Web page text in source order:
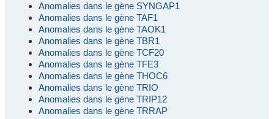
Anomalies dans le gène SYNGAP1
Anomalies dans le gène TAF1
Anomalies dans le gène TAOK1
Anomalies dans le gène TBR1
Anomalies dans le gène TCF20
Anomalies dans le gène TFE3
Anomalies dans le gène THOC6
Anomalies dans le gène TRIO
Anomalies dans le gène TRIP12
Anomalies dans le gène TRRAP